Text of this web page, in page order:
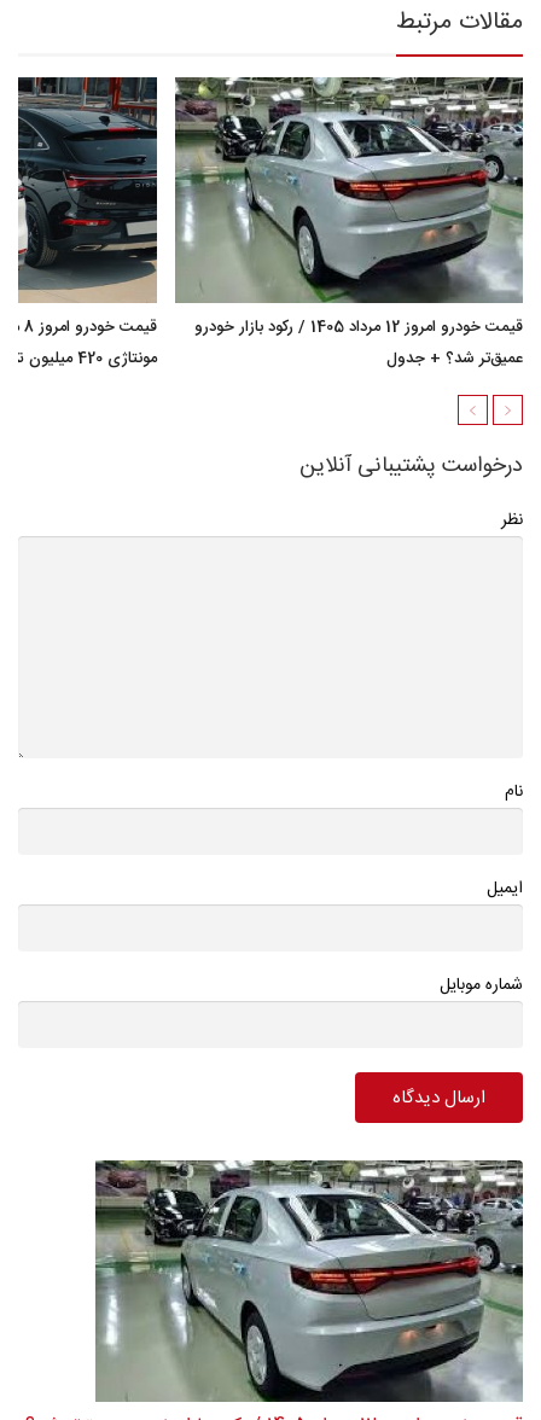
مقالات مرتبط
قیمت خودرو امروز 12 مرداد 1405 / رکود بازار خودرو
عمیق‌تر شد؟ + جدول
مونتاژی 420 میلیون تومان گران شد؟ + جدول
درخواست پشتیبانی آنلاین
نظر
نام
ایمیل
شماره موبایل